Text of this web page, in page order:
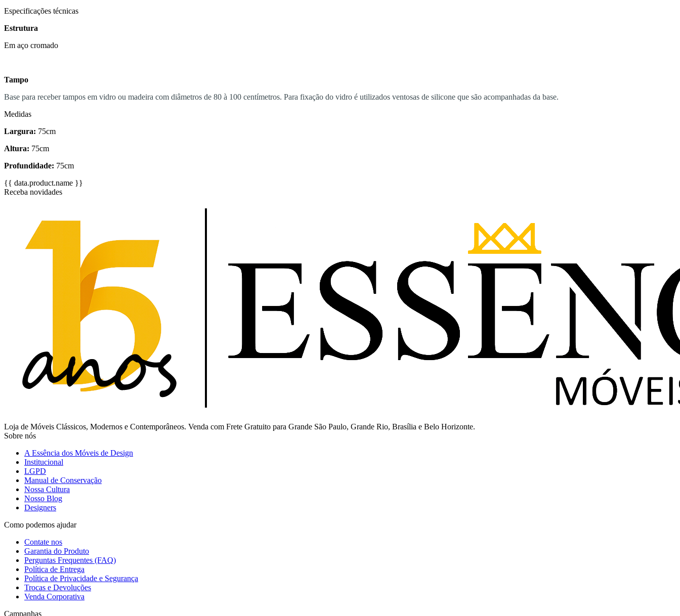
Especificações técnicas
Estrutura
Em aço cromado
Tampo
Base para receber tampos em vidro ou madeira com diâmetros de 80 à 100 centímetros. Para fixação do vidro é utilizados ventosas de silicone que são acompanhadas da base.
Medidas
Largura: 75cm
Altura: 75cm
Profundidade: 75cm
{{ data.product.name }}
Receba novidades
Loja de Móveis Clássicos, Modernos e Contemporâneos. Venda com Frete Gratuito para Grande São Paulo, Grande Rio, Brasília e Belo Horizonte.
Sobre nós
A Essência dos Móveis de Design
Institucional
LGPD
Manual de Conservação
Nossa Cultura
Nosso Blog
Designers
Como podemos ajudar
Contate nos
Garantia do Produto
Perguntas Frequentes (FAQ)
Política de Entrega
Política de Privacidade e Segurança
Trocas e Devoluções
Venda Corporativa
Campanhas